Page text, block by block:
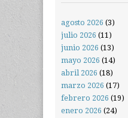
agosto 2026 (3)
julio 2026 (11)
junio 2026 (13)
mayo 2026 (14)
abril 2026 (18)
marzo 2026 (17)
febrero 2026 (19)
enero 2026 (24)